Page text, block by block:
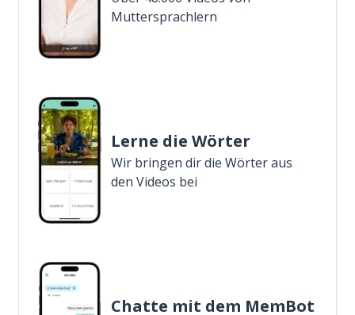
Muttersprachlern
Lerne die Wörter
Wir bringen dir die Wörter aus
den Videos bei
Chatte mit dem MemBot